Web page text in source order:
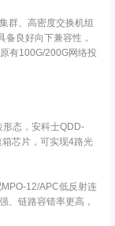
群、高密度交换机组
良好向下兼容性，
有100G/200G网络投
态，安科士QDD-
芯片，可实现4路光
12/APC低反射连
、链路容错率更高，